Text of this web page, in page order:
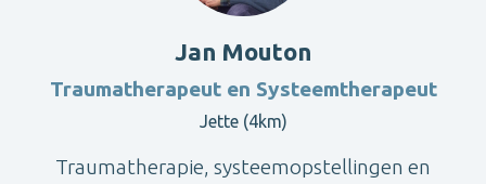
Jan Mouton
Traumatherapeut en Systeemtherapeut
Jette (4km)
Traumatherapie, systeemopstellingen en